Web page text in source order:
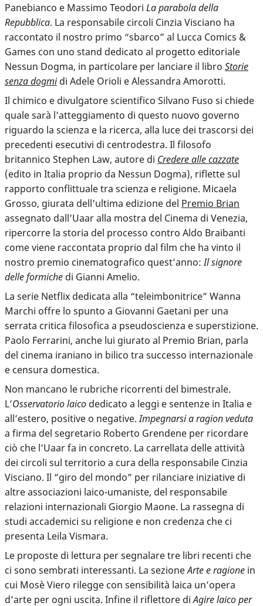
Panebianco e Massimo Teodori La parabola della
Repubblica. La responsabile circoli Cinzia Visciano ha
raccontato il nostro primo “sbarco” al Lucca Comics &
Games con uno stand dedicato al progetto editoriale
Nessun Dogma, in particolare per lanciare il libro Storie
senza dogmidi Adele Orioli e Alessandra Amorotti.
Il chimico e divulgatore scientifico Silvano Fuso si chiede
quale sarà l’atteggiamento di questo nuovo governo
riguardo la scienza e la ricerca, alla luce dei trascorsi dei
precedenti esecutivi di centrodestra. Il filosofo
britannico Stephen Law, autore di Credere alle cazzate
(edito in Italia proprio da Nessun Dogma), riflette sul
rapporto conflittuale tra scienza e religione. Micaela
Grosso, giurata dell’ultima edizione del Premio Brian
assegnato dall’Uaar alla mostra del Cinema di Venezia,
ripercorre la storia del processo contro Aldo Braibanti
come viene raccontata proprio dal film che ha vinto il
nostro premio cinematografico quest’anno:Il signore
delle formiche di Gianni Amelio.
La serie Netflix dedicata alla “teleimbonitrice” Wanna
Marchi offre lo spunto a Giovanni Gaetani per una
serrata critica filosofica a pseudoscienza e superstizione.
Paolo Ferrarini, anche lui giurato al Premio Brian, parla
del cinema iraniano in bilico tra successo internazionale
e censura domestica.
Non mancano le rubriche ricorrenti del bimestrale.
L’Osservatorio laico dedicato a leggi e sentenze in Italia e
all’estero, positive o negative.Impegnarsi a ragion veduta
a firma del segretario Roberto Grendene per ricordare
ciò che l’Uaar fa in concreto. La carrellata delle attività
dei circoli sul territorio a cura della responsabile Cinzia
Visciano. Il “giro del mondo” per rilanciare iniziative di
altre associazioni laico-umaniste, del responsabile
relazioni internazionali Giorgio Maone. La rassegna di
studi accademici su religione e non credenza che ci
presenta Leila Vismara.
Le proposte di lettura per segnalare tre libri recenti che
ci sono sembrati interessanti. La sezioneArte e ragione in
cui Mosè Viero rilegge con sensibilità laica un’opera
d’arte per ogni uscita. Infine il riflettore diAgire laico per